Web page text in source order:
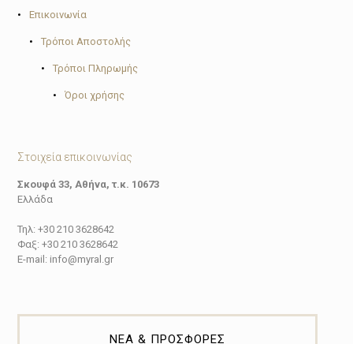
• Επικοινωνία
• Τρόποι Αποστολής
• Τρόποι Πληρωμής
• Όροι χρήσης
Στοιχεία επικοινωνίας
Σκουφά 33, Αθήνα, τ.κ. 10673
Ελλάδα
Τηλ: +30 210 3628642
Φαξ: +30 210 3628642
E-mail: info@myral.gr
ΝΕΑ & ΠΡΟΣΦΟΡΕΣ